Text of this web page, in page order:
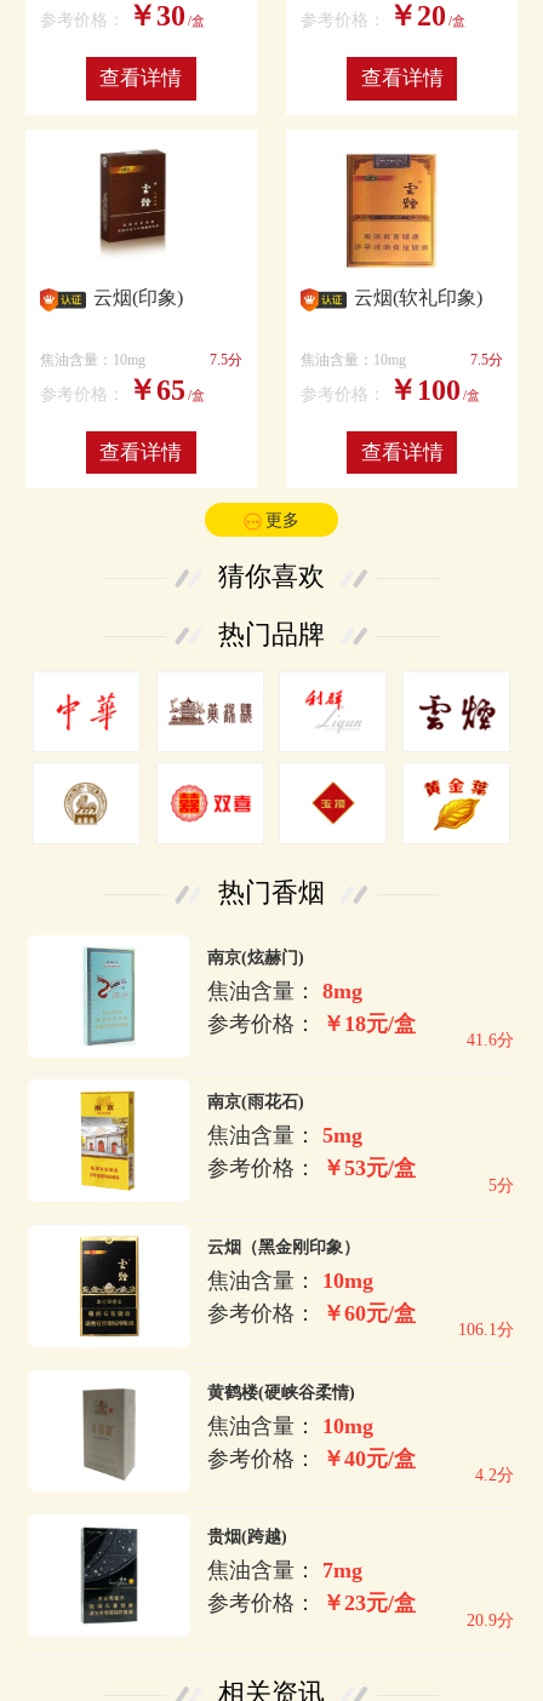
参考价格： ￥30 /盒
查看详情
参考价格： ￥20 /盒
查看详情
云烟(印象)
焦油含量：10mg 7.5分
参考价格： ￥65 /盒
查看详情
云烟(软礼印象)
焦油含量：10mg 7.5分
参考价格： ￥100 /盒
查看详情
更多
猜你喜欢
热门品牌
热门香烟
南京(炫赫门)
焦油含量：8mg
参考价格：
￥18元/盒
41.6分
南京(雨花石)
焦油含量：5mg
参考价格：
￥53元/盒
5分
云烟（黑金刚印象）
焦油含量： 10mg
参考价格：
￥60元/盒
106.1分
黄鹤楼(硬峡谷柔情)
焦油含量： 10mg
参考价格：
￥40元/盒
4.2分
贵烟(跨越)
焦油含量： 7mg
参考价格：
￥23元/盒
20.9分
相关资讯